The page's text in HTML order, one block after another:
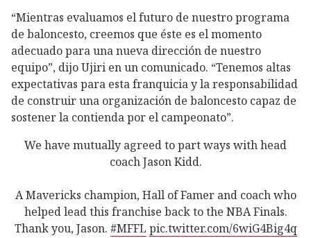
“Mientras evaluamos el futuro de nuestro programa
de baloncesto, creemos que éste es el momento
adecuado para una nueva dirección de nuestro
equipo”, dijo Ujiri en un comunicado. “Tenemos altas
expectativas para esta franquicia y la responsabilidad
de construir una organización de baloncesto capaz de
sostener la contienda por el campeonato”.
We have mutually agreed to part ways with head
coach Jason Kidd.
A Mavericks champion, Hall of Famer and coach who
helped lead this franchise back to the NBA Finals.
Thank you, Jason. #MFFL pic.twitter.com/6wiG4Big4q